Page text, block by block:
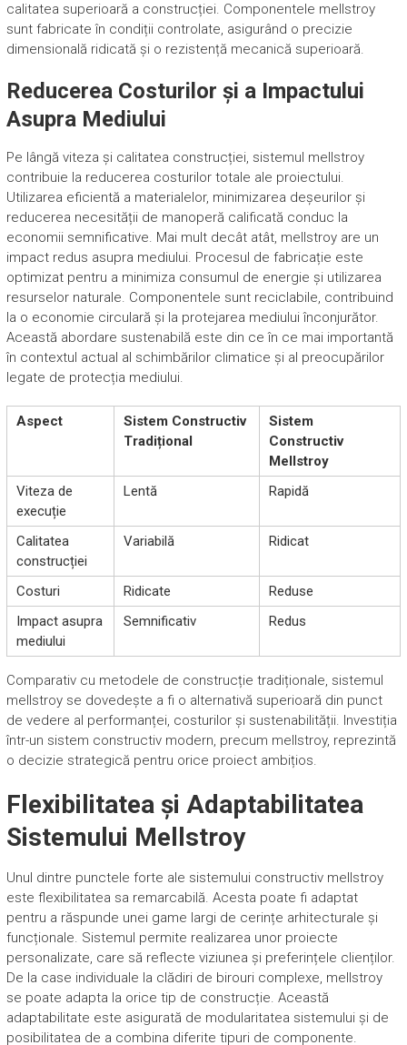
calitatea superioară a construcției. Componentele mellstroy
sunt fabricate în condiții controlate, asigurând o precizie
dimensională ridicată și o rezistență mecanică superioară.
Reducerea Costurilor și a Impactului
Asupra Mediului
Pe lângă viteza și calitatea construcției, sistemul mellstroy
contribuie la reducerea costurilor totale ale proiectului.
Utilizarea eficientă a materialelor, minimizarea deșeurilor și
reducerea necesității de manoperă calificată conduc la
economii semnificative. Mai mult decât atât, mellstroy are un
impact redus asupra mediului. Procesul de fabricație este
optimizat pentru a minimiza consumul de energie și utilizarea
resurselor naturale. Componentele sunt reciclabile, contribuind
la o economie circulară și la protejarea mediului înconjurător.
Această abordare sustenabilă este din ce în ce mai importantă
în contextul actual al schimbărilor climatice și al preocupărilor
legate de protecția mediului.
Aspect
Sistem Constructiv
Tradițional
Sistem
Constructiv
Mellstroy
Viteza de
execuție
Lentă Rapidă
Calitatea
construcției
Variabilă Ridicat
Costuri Ridicate
Reduse
Impact asupra
mediului
Semnificativ Redus
Comparativ cu metodele de construcție tradiționale, sistemul
mellstroy se dovedește a fi o alternativă superioară din punct
de vedere al performanței, costurilor și sustenabilității. Investiția
într-un sistem constructiv modern, precum mellstroy, reprezintă
o decizie strategică pentru orice proiect ambițios.
Flexibilitatea și Adaptabilitatea
Sistemului Mellstroy
Unul dintre punctele forte ale sistemului constructiv mellstroy
este flexibilitatea sa remarcabilă. Acesta poate fi adaptat
pentru a răspunde unei game largi de cerințe arhitecturale și
funcționale. Sistemul permite realizarea unor proiecte
personalizate, care să reflecte viziunea și preferințele clienților.
De la case individuale la clădiri de birouri complexe, mellstroy
se poate adapta la orice tip de construcție. Această
adaptabilitate este asigurată de modularitatea sistemului și de
posibilitatea de a combina diferite tipuri de componente.